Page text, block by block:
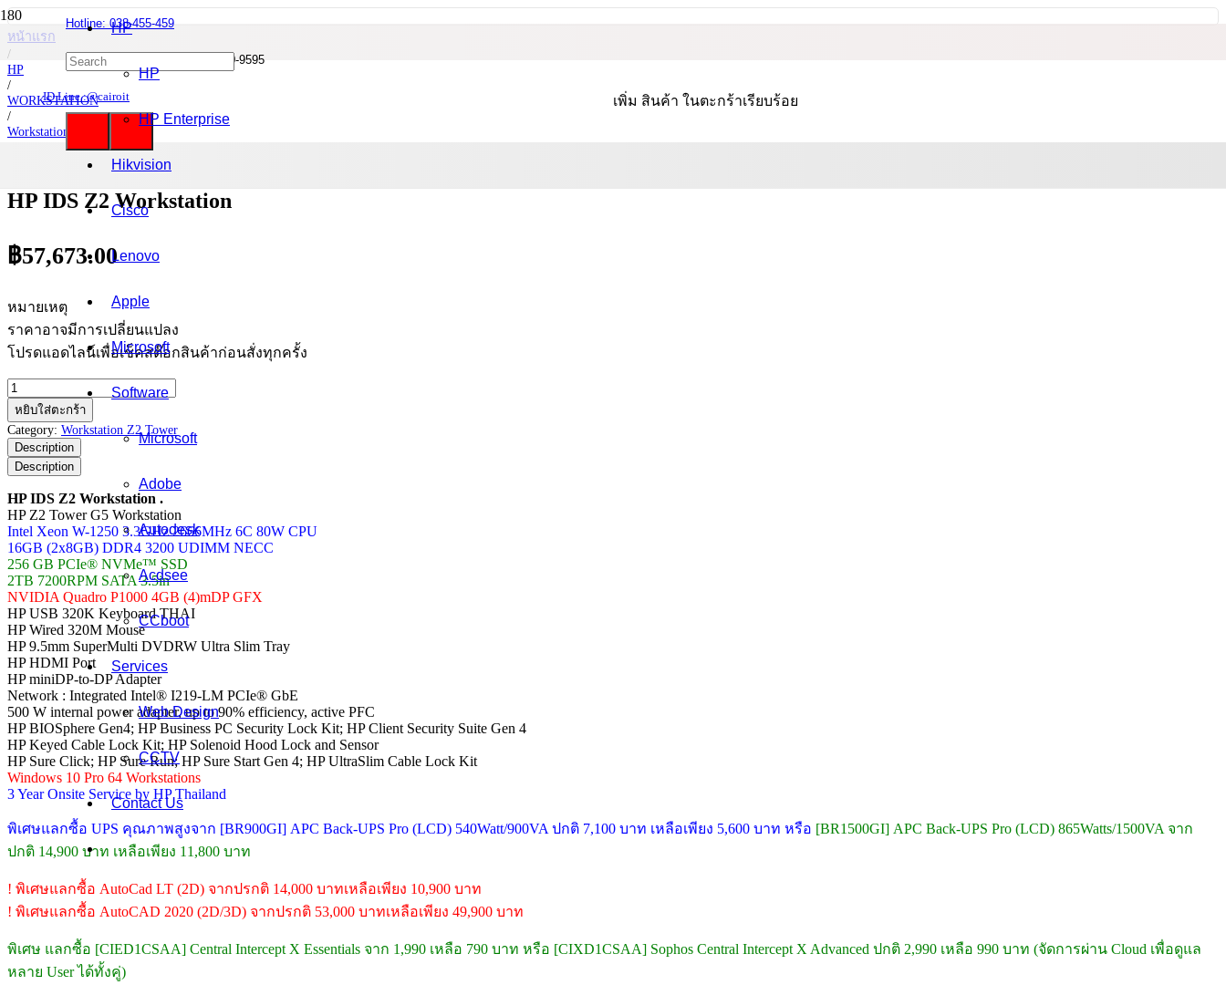
Hotline: 038-455-459
Mobile : 085-0844-555 / 090-980-9595
ID Line :@cairoit เพิ่ม สินค้า ในตะกร้าเรียบร้อย
HP
HP
HP Enterprise
Hikvision
Cisco
Lenovo
Apple
Microsoft
Software
Microsoft
Adobe
Autodesk
Acdsee
CCboot
Services
Web Design
CCTV
Contact Us
หน้าแรก
/
HP
/
WORKSTATION
/
Workstation Z2 Tower
HP IDS Z2 Workstation
HP IDS Z2 Workstation
฿57,673.00
หมายเหตุ
ราคาอาจมีการเปลี่ยนแปลง
โปรดแอดไลน์เพื่อเช็คสต๊อกสินค้าก่อนสั่งทุกครั้ง
จำนวน
HP
IDS
Z2
Workstation
ชิ้น
หยิบใส่ตะกร้า
Category: Workstation Z2 Tower
Description
Description
HP IDS Z2 Workstation .
HP Z2 Tower G5 Workstation
Intel Xeon W-1250 3.3GHz 2666MHz 6C 80W CPU
16GB (2x8GB) DDR4 3200 UDIMM NECC
256 GB PCIe® NVMe™ SSD
2TB 7200RPM SATA 3.5in
NVIDIA Quadro P1000 4GB (4)mDP GFX
HP USB 320K Keyboard THAI
HP Wired 320M Mouse
HP 9.5mm SuperMulti DVDRW Ultra Slim Tray
HP HDMI Port
HP miniDP-to-DP Adapter
Network : Integrated Intel® I219-LM PCIe® GbE
500 W internal power adapter, up to 90% efficiency, active PFC
HP BIOSphere Gen4; HP Business PC Security Lock Kit; HP Client Security Suite Gen 4
HP Keyed Cable Lock Kit; HP Solenoid Hood Lock and Sensor
HP Sure Click; HP Sure Run; HP Sure Start Gen 4; HP UltraSlim Cable Lock Kit
Windows 10 Pro 64 Workstations
3 Year Onsite Service by HP Thailand
พิเศษแลกซื้อ UPS คุณภาพสูงจาก [BR900GI] APC Back-UPS Pro (LCD) 540Watt/900VA ปกติ 7,100 บาท เหลือเพียง 5,600 บาท หรือ [BR1500GI] APC Back-UPS Pro (LCD) 865Watts/1500VA จาก
ปกติ 14,900 บาท เหลือเพียง 11,800 บาท
! พิเศษแลกซื้อ AutoCad LT (2D) จากปรกติ 14,000 บาทเหลือเพียง 10,900 บาท
! พิเศษแลกซื้อ AutoCAD 2020 (2D/3D) จากปรกติ 53,000 บาทเหลือเพียง 49,900 บาท
พิเศษ แลกซื้อ [CIED1CSAA] Central Intercept X Essentials จาก 1,990 เหลือ 790 บาท หรือ [CIXD1CSAA] Sophos Central Intercept X Advanced ปกติ 2,990 เหลือ 990 บาท (จัดการผ่าน Cloud เพื่อดูแล
หลาย User ได้ทั้งคู่)